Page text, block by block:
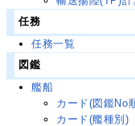
任務
任務一覧
図鑑
艦船
カード(図鑑No
カード(艦種別)